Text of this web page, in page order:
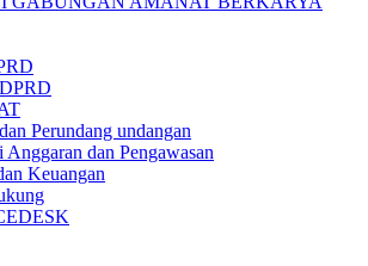
Perundang undangan
Anggaran dan Pengawasan
Keuangan